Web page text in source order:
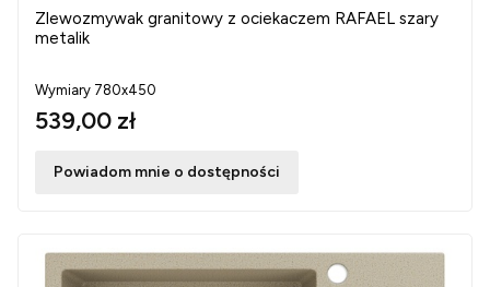
Zlewozmywak granitowy z ociekaczem RAFAEL szary
metalik
Wymiary 780x450
539,00 zł
Powiadom mnie o dostępności